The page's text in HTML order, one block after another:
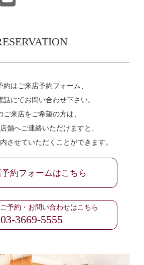
約はご来店予約フォーム、
話にてお問い合わせ下さい。
ご来店をご希望の方は、
舗へご連絡いただけますと、
させていただくことができます。
予約フォームはこちら
予約・お問い合わせはこちら
03-3669-5555